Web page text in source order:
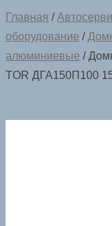
Главная /
оборудование /
алюминиевые /
TOR ДГА150П100